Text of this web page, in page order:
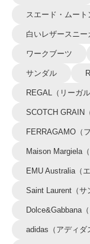
スエード・ムート
白いレザースニー
ワークブーツ
サンダル
REGAL（リーガル
SCOTCH GRAIN
FERRAGAMO（
Maison Margiela
EMU Australia（
Saint Laurent（サ
Dolce&Gabbana
adidas（アディダ